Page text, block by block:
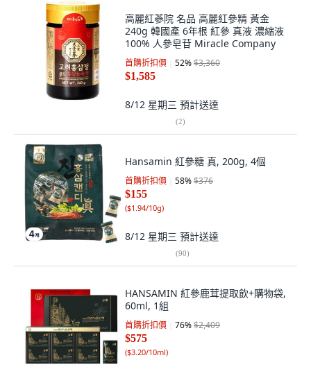
高麗紅蔘院 名品 高麗紅參精 黃金
240g 韓國產 6年根 紅參 真液 濃縮液
100% 人參皂苷 Miracle Company
首購折扣價 52%$3,360
$1,585
8/12 星期三 預計送達
(2)
Hansamin 紅參糖 真, 200g, 4個
首購折扣價 58%$376
$155
($1.94/10g)
8/12 星期三 預計送達
(90)
HANSAMIN 紅參鹿茸提取飲+購物袋,
60ml, 1組
首購折扣價 76%$2,409
$575
($3.20/10ml)